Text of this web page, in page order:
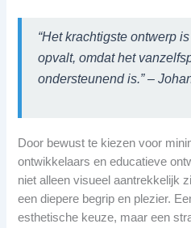
“Het krachtigste ontwerp
opvalt, omdat het
ondersteunend is.” –
Door bewust te kiezen voor
ontwikkelaars en educatieve
niet alleen visueel aantrekkelijk
een diepere begrip en plezier.
esthetische keuze, maar een